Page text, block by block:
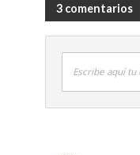
3 comentarios
Escribe aquí tu